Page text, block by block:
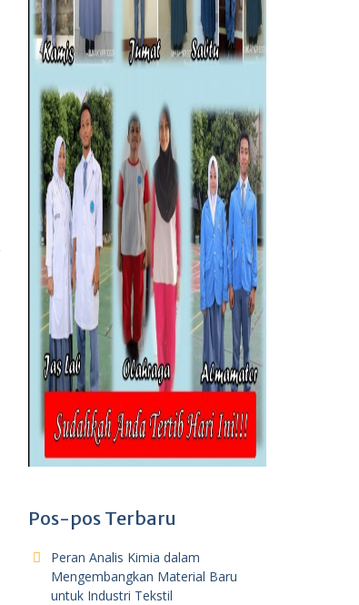
Pos-pos Terbaru
Peran Analis Kimia dalam
Mengembangkan Material Baru
untuk Industri Tekstil